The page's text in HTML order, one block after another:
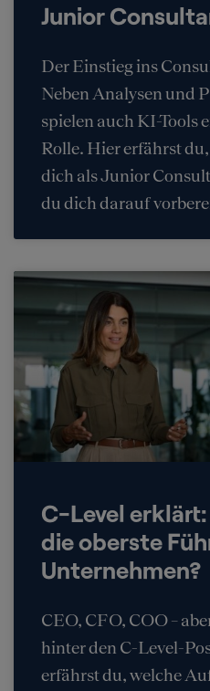
Junior
Der Einstieg ins
Neben Analysen und
spielen auch KI-Tools
Rolle. Hier erfährst
dich als Junior
du dich darauf
C-Level
die oberste
Unternehmen?
CEO, CFO, COO –
hinter den C-Level-
erfährst du, welche